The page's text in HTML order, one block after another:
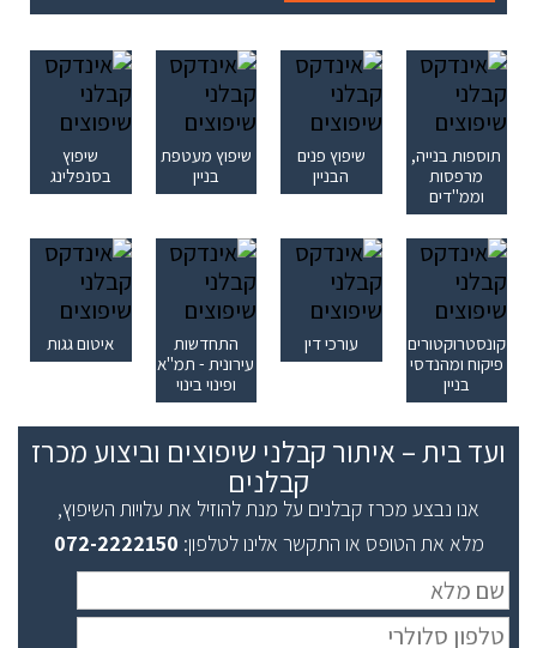
תוספות בנייה,
מרפסות
וממ"דים
שיפוץ פנים
הבניין
שיפוץ מעטפת
בניין
שיפוץ
בסנפלינג
קונסטרוקטורים,
פיקוח ומהנדסי
בניין
עורכי דין
התחדשות
עירונית - תמ"א
ופינוי בינוי
איטום גגות
ועד בית – איתור קבלני שיפוצים וביצוע מכרז
קבלנים
אנו נבצע מכרז קבלנים על מנת להוזיל את עלויות השיפוץ,
מלא את הטופס או התקשר אלינו לטלפון: 072-2222150